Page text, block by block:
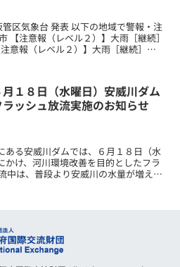
区気象台 発表 以下の地域で警報・注
【注意報（レベル２）】大雨［継続］
意報（レベル２）】大雨［継続］
月１８日（水曜日）安威川ダム
ラッシュ放流実施のお知らせ
ある安威川ダムでは、６月１８日（水
かけ、河川環境改善を目的としたフラ
中は、普段より安威川の水量が増える